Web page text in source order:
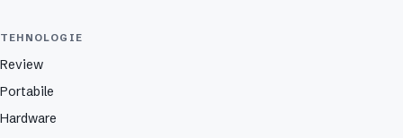
TEHNOLOGIE
Review
Portabile
Hardware